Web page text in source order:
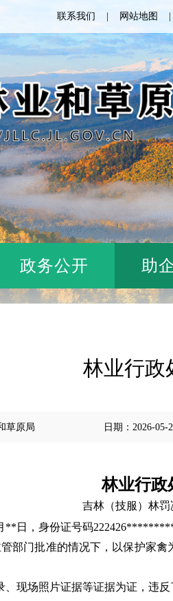
联系我们 网站地图
政务公开 助
林业行政
草原局 日期： 2026-05-
林业行政
吉林（技服）林罚
**日， 身份证号码
部门批准的情况下，以保护家
、现场照片证据等证据为证，违反